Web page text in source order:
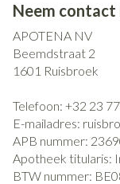
Neem contact
APOTENA NV
Beemdstraat 2
1601 Ruisbroek
Telefoon: +32 23
E-mailadres:
APB nummer:
Apotheek titularis:
BTW nummer: